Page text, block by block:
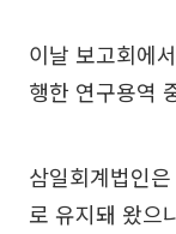
이날 보고회에
행한 연구용역
삼일회계법인
로 유지돼 왔으